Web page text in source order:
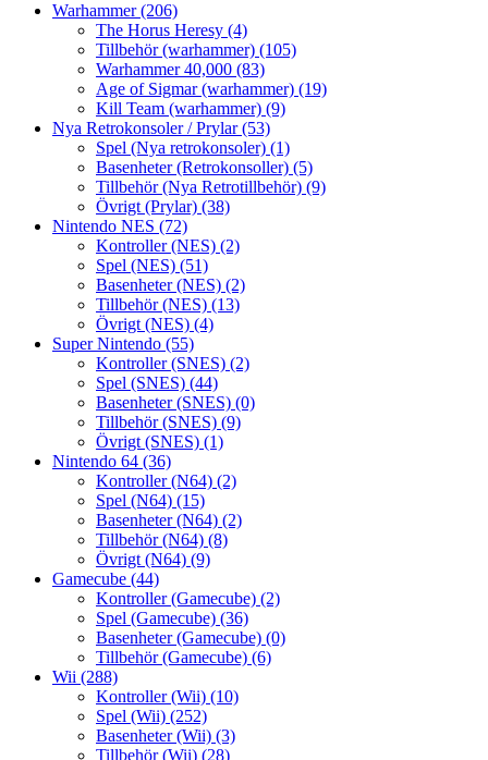
Warhammer(206)
The Horus Heresy (4)
Tillbehör (warhammer) (105)
Warhammer 40,000 (83)
Age of Sigmar (warhammer) (19)
Kill Team (warhammer) (9)
Nya Retrokonsoler / Prylar(53)
Spel (Nya retrokonsoler) (1)
Basenheter (Retrokonsoller) (5)
Tillbehör (Nya Retrotillbehör) (9)
Övrigt (Prylar) (38)
Nintendo NES (72)
Kontroller (NES) (2)
Spel (NES) (51)
Basenheter (NES) (2)
Tillbehör (NES) (13)
Övrigt (NES) (4)
Super Nintendo (55)
Kontroller (SNES) (2)
Spel (SNES) (44)
Basenheter (SNES) (0)
Tillbehör (SNES) (9)
Övrigt (SNES) (1)
Nintendo 64 (36)
Kontroller (N64) (2)
Spel (N64) (15)
Basenheter (N64) (2)
Tillbehör (N64) (8)
Övrigt (N64) (9)
Gamecube (44)
Kontroller (Gamecube) (2)
Spel (Gamecube) (36)
Basenheter (Gamecube) (0)
Tillbehör (Gamecube) (6)
Wii (288)
Kontroller (Wii) (10)
Spel (Wii) (252)
Basenheter (Wii) (3)
Tillbehör (Wii) (28)